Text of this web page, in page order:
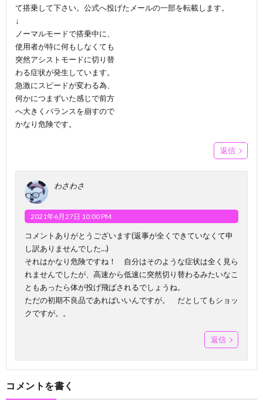
て搭乗して下さい。公式へ投げたメールの一部を転載します。
↓
ノーマルモードで搭乗中に、
使用者が特に何もしなくても
突然アシストモードに切り替
わる症状が発生しています。
急激にスピードが変わる為、
何かにつまずいた感じで前方
へ大きくバランスを崩すので
かなり危険です。
返信
わさわさ
2021年6月27日 10:00 PM
コメントありがとうございます(返事が全くできていなくて申
し訳ありませんでした…)
それはかなり危険ですね！ 自分はそのような症状は全く見ら
れませんでしたが、高速から低速に突然切り替わるみたいなこ
ともあったら体が投げ飛ばされるでしょうね。
ただの初期不良品であればいいんですが。 だとしてもショッ
クですが。。
返信
コメントを書く